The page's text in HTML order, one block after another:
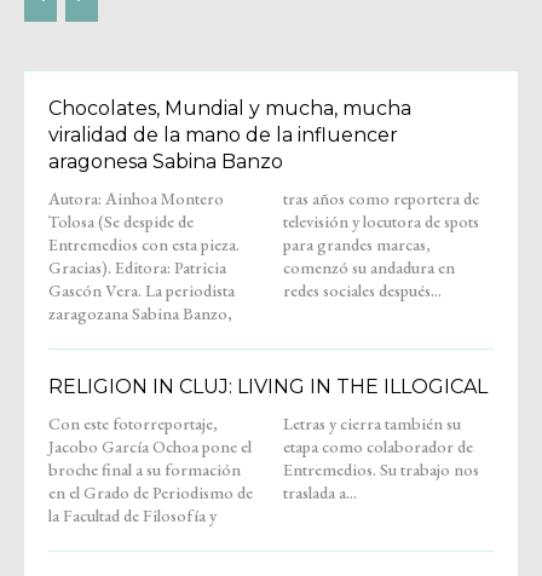
Chocolates, Mundial y mucha, mucha
viralidad de la mano de la influencer
aragonesa Sabina Banzo
Autora: Ainhoa Montero
Tolosa (Se despide de
Entremedios con esta pieza.
Gracias). Editora: Patricia
Gascón Vera. La periodista
zaragozana Sabina Banzo,
tras años como reportera de
televisión y locutora de spots
para grandes marcas,
comenzó su andadura en
redes sociales después...
RELIGION IN CLUJ: LIVING IN THE ILLOGICAL
Con este fotorreportaje,
Jacobo García Ochoa pone el
broche final a su formación
en el Grado de Periodismo de
la Facultad de Filosofía y
Letras y cierra también su
etapa como colaborador de
Entremedios. Su trabajo nos
traslada a...